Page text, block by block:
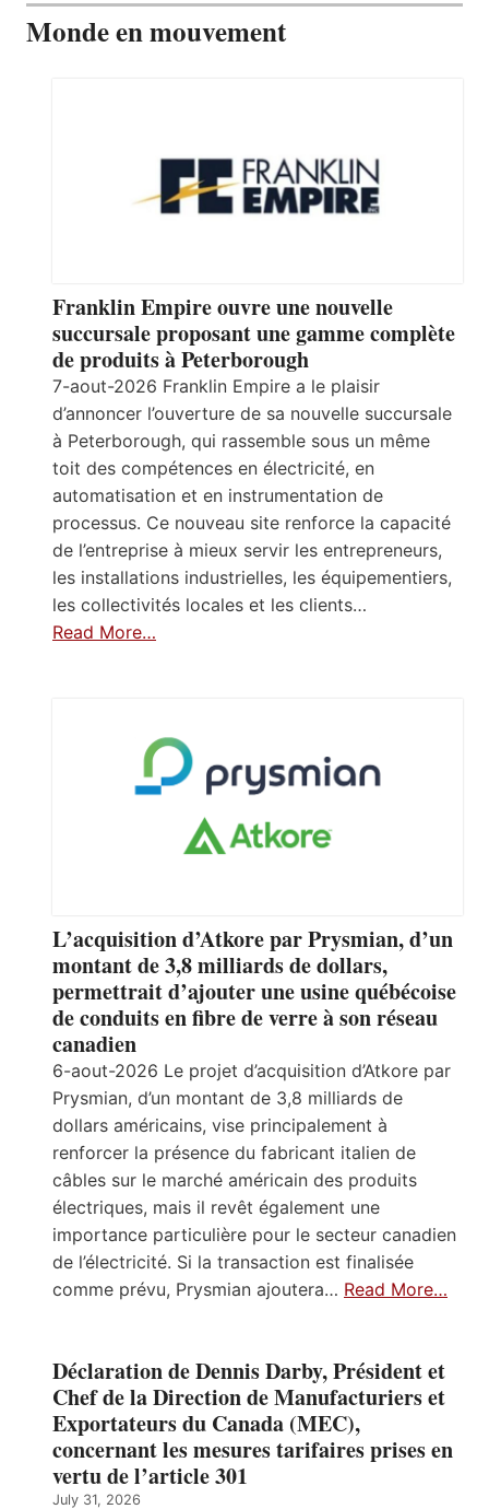
Monde en mouvement
Franklin Empire ouvre une nouvelle
succursale proposant une gamme complète
de produits à Peterborough
7-aout-2026 Franklin Empire a le plaisir
d’annoncer l’ouverture de sa nouvelle succursale
à Peterborough, qui rassemble sous un même
toit des compétences en électricité, en
automatisation et en instrumentation de
processus. Ce nouveau site renforce la capacité
de l’entreprise à mieux servir les entrepreneurs,
les installations industrielles, les équipementiers,
les collectivités locales et les clients…
Read More…
L’acquisition d’Atkore par Prysmian, d’un
montant de 3,8 milliards de dollars,
permettrait d’ajouter une usine québécoise
de conduits en fibre de verre à son réseau
canadien
6-aout-2026 Le projet d’acquisition d’Atkore par
Prysmian, d’un montant de 3,8 milliards de
dollars américains, vise principalement à
renforcer la présence du fabricant italien de
câbles sur le marché américain des produits
électriques, mais il revêt également une
importance particulière pour le secteur canadien
de l’électricité. Si la transaction est finalisée
comme prévu, Prysmian ajoutera… Read More…
Déclaration de Dennis Darby, Président et
Chef de la Direction de Manufacturiers et
Exportateurs du Canada (MEC),
concernant les mesures tarifaires prises en
vertu de l’article 301
July 31, 2026